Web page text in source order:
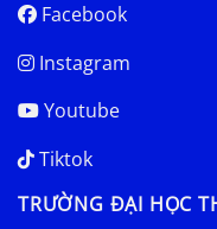
Facebook
Instagram
Youtube
Tiktok
TRƯỜNG ĐẠI HỌC